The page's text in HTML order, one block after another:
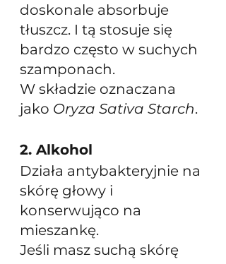
doskonale absorbuje
tłuszcz. I tą stosuje się
bardzo często w suchych
szamponach.
W składzie oznaczana
jako Oryza Sativa Starch.
2. Alkohol
Działa antybakteryjnie na
skórę głowy i
konserwująco na
mieszankę.
Jeśli masz suchą skórę